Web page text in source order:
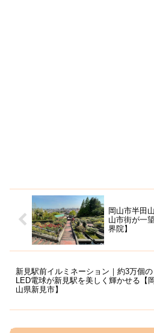
岡山市半田
山市街が一
界院】
新見駅前イルミネーション｜約3万個の
LED電球が新見駅を美しく輝かせる【岡
山県新見市】